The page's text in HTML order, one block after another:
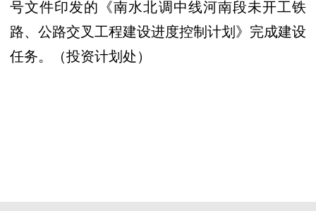
号文件印发的《南水北调中线河南段未开工铁
路、公路交叉工程建设进度控制计划》完成建设
任务。（投资计划处）